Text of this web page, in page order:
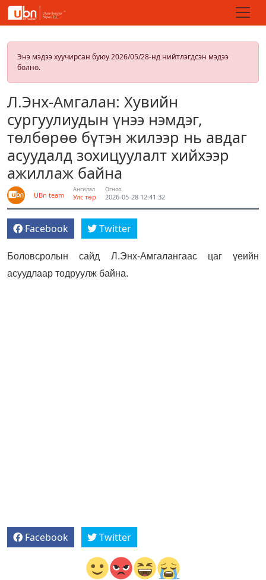
Энэ мэдээ хуучирсан буюу 2026/05/28-нд нийтлэгдсэн мэдээ
болно.
Л.Энх-Амгалан: Хувийн
сургуулиудын үнээ нэмдэг,
төлбөрөө бүтэн жилээр нь авдаг
асуудалд зохицуулалт хийхээр
ажиллаж байна
UBn team
Ангилал
Улс төр
Огноо
2026-05-28 12:41:32
Facebook Twitter
Боловсролын сайд Л.Энх-Амгалангаас цаг үеийн
асуудлаар тодруулж байна.
Facebook Twitter